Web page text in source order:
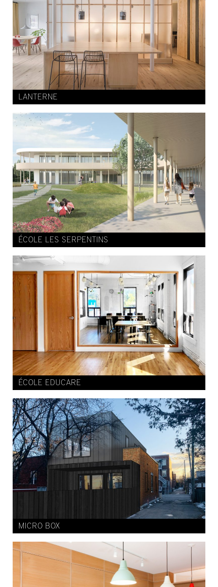
LANTERNE
ÉCOLE LES SERPENTINS
ÉCOLE EDUCARE
MICRO BOX